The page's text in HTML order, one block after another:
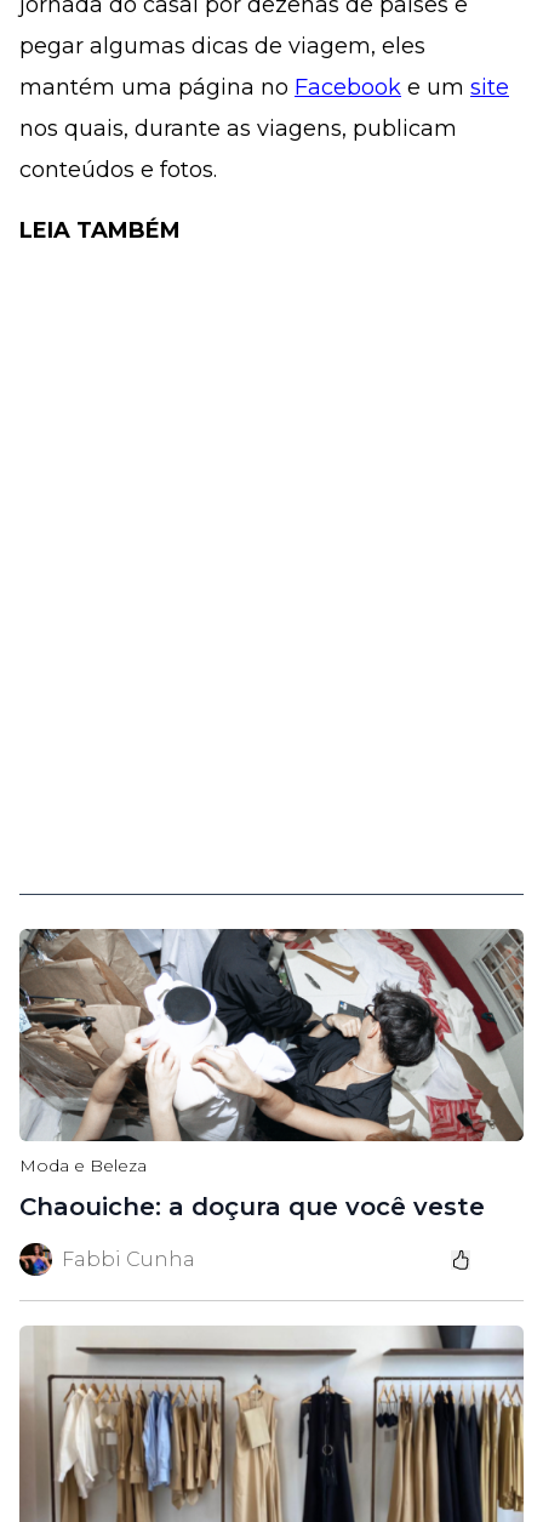
pegar algumas dicas de viagem, eles
mantém uma página no Facebook e um site
nos quais, durante as viagens, publicam
conteúdos e fotos.
LEIA TAMBÉM
Moda e Beleza
Chaouiche: a doçura que você veste
Fabbi Cunha